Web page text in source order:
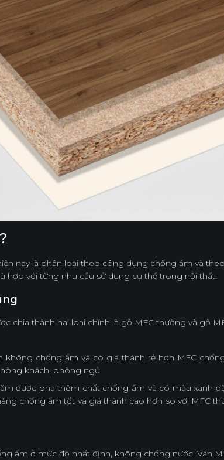
nay là phân loại theo công dụng chống ẩm và
hợp với từng nhu cầu sử dụng cụ thể trong nội thất.
chia thành hai loại chính là gỗ MFC thường và gỗ
không chống ẩm và có giá thành rẻ hơn MFC
khách, phòng ngủ.
được pha thêm chất chống ẩm và có màu xanh
chống ẩm tốt và giá thành cao hơn so với MFC
ẩm ở mức độ nhất định, không chống nước. Ván